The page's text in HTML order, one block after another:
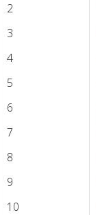
2
3
4
5
6
7
8
9
10